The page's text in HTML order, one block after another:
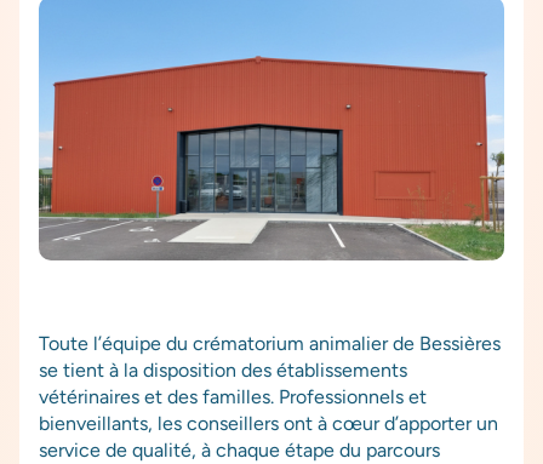
Toute l’équipe du crématorium animalier de Bessières
se tient à la disposition des établissements
vétérinaires et des familles. Professionnels et
bienveillants, les conseillers ont à cœur d’apporter un
service de qualité, à chaque étape du parcours